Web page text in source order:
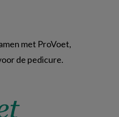
met ProVoet,
de pedicure.